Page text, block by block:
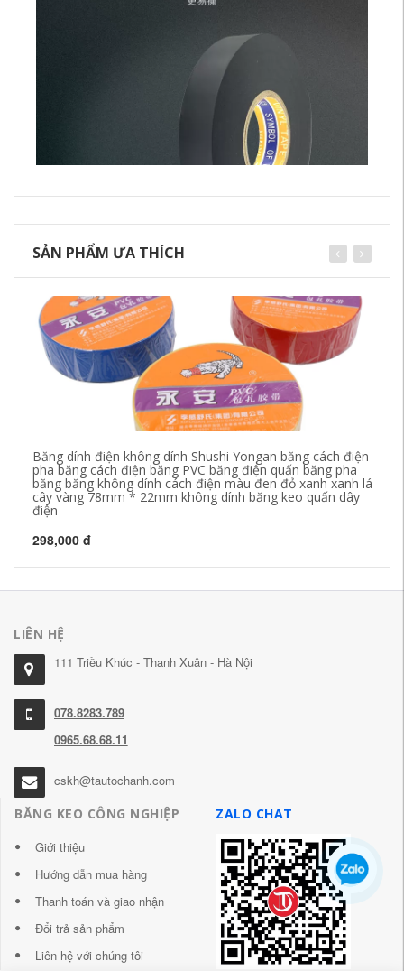
SẢN PHẨM ƯA THÍCH
Băng dính điện không dính Shushi Yongan băng cách điện
pha băng cách điện băng PVC băng điện quấn băng pha
băng băng không dính cách điện màu đen đỏ xanh xanh lá
cây vàng 78mm * 22mm không dính băng keo quấn dây
điện
298,000 đ
LIÊN HỆ
111 Triều Khúc - Thanh Xuân - Hà Nội
078.8283.789
0965.68.68.11
cskh@tautochanh.com
BĂNG KEO CÔNG NGHIỆP
Giới thiệu
Hướng dẫn mua hàng
Thanh toán và giao nhận
Đổi trả sản phẩm
Liên hệ với chúng tôi
ZALO CHAT